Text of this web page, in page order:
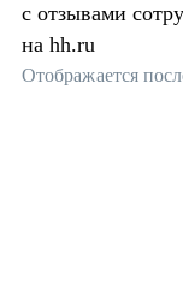
с отзывами
на hh.ru
Отображается